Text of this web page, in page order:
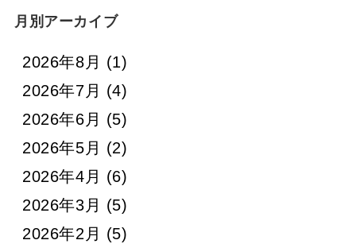
月別アーカイブ
2026年8月 (1)
2026年7月 (4)
2026年6月 (5)
2026年5月 (2)
2026年4月 (6)
2026年3月 (5)
2026年2月 (5)